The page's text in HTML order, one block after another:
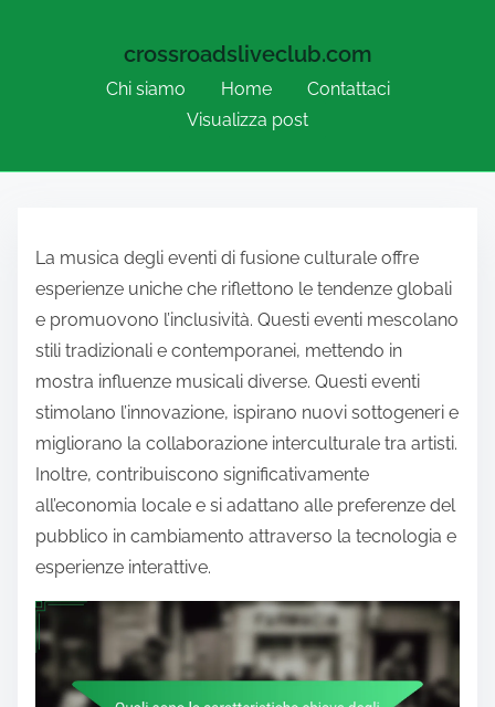
crossroadsliveclub.com
Chi siamo Home
Contattaci
Visualizza post
La musica degli eventi di fusione culturale offre
esperienze uniche che riflettono le tendenze globali
e promuovono l’inclusività. Questi eventi mescolano
stili tradizionali e contemporanei, mettendo in
mostra influenze musicali diverse. Questi eventi
stimolano l’innovazione, ispirano nuovi sottogeneri e
migliorano la collaborazione interculturale tra artisti.
Inoltre, contribuiscono significativamente
all’economia locale e si adattano alle preferenze del
pubblico in cambiamento attraverso la tecnologia e
esperienze interattive.